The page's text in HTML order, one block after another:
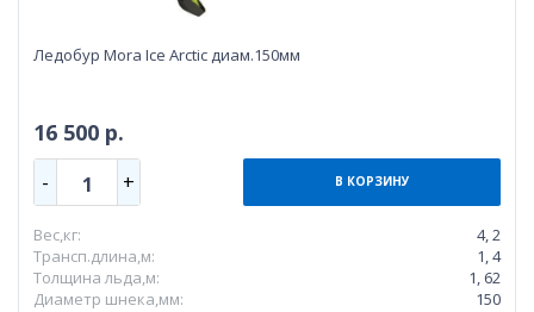
Ледобур Mora Ice Arctic диам.150мм
16 500 р.
- 1 + В КОРЗИНУ
Вес,кг:
4, 2
Трансп.длина,м:
1, 4
Толщина льда,м:
1, 62
Диаметр шнека,мм:
150